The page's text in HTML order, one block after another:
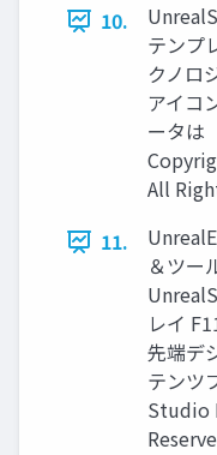
10.
テンプ
クノロ
アイコ
ータは
All
11.
＆ツー
レイ
先端デ
テンツ
Studio